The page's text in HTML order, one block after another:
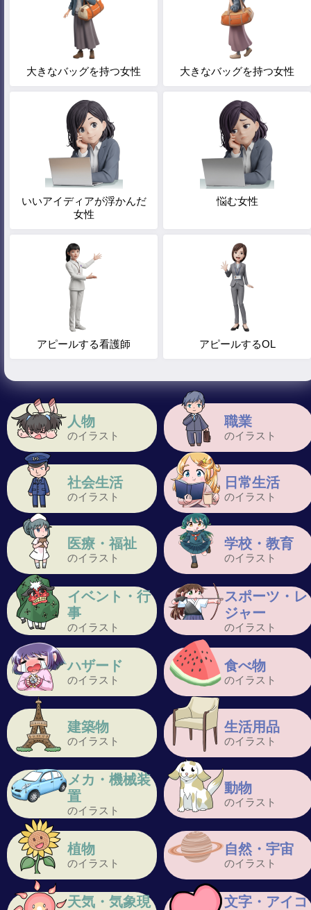
人物
のイラスト
職業
のイラスト
社会生活
のイラスト
日常生活
のイラスト
医療・福祉
のイラスト
学校・教育
のイラスト
イベント・行
事
のイラスト
スポーツ・レ
ジャー
のイラスト
ハザード
のイラスト
食べ物
のイラスト
建築物
のイラスト
生活用品
のイラスト
メカ・機械装
置
のイラスト
動物
のイラスト
植物
のイラスト
自然・宇宙
のイラスト
天気・気象現
文字・アイコ
大きなバッグを持つ女性 大きなバッグを持つ女性
いいアイディアが浮かんだ
女性
悩む女性
アピールする看護師 アピールするOL